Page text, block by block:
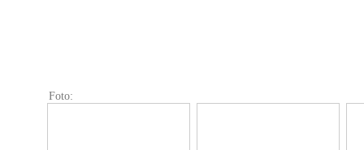
Foto: